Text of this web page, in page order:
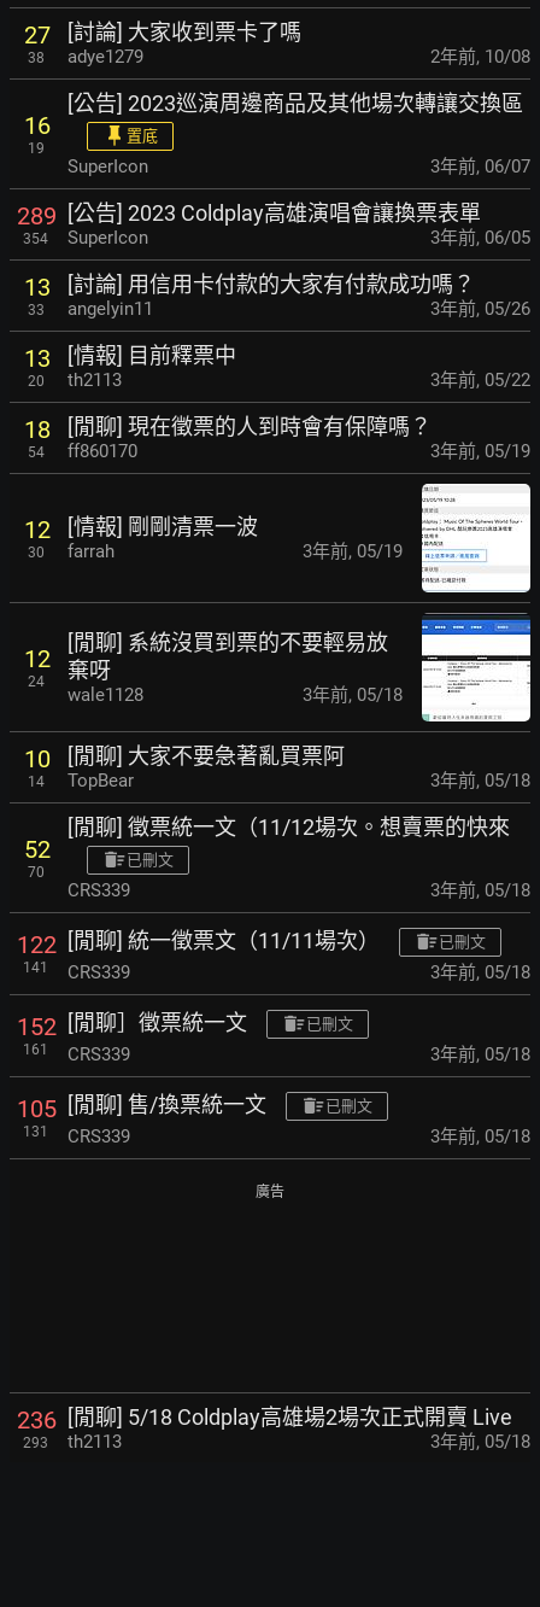
27
38
[討論] 大家收到票卡了嗎
adye1279 2年前, 10/08
16
19
[公告] 2023巡演周邊商品及其他場次轉讓交換區
置底
SuperIcon 3年前, 06/07
289
354
[公告] 2023 Coldplay高雄演唱會讓換票表單
SuperIcon 3年前, 06/05
13
33
[討論] 用信用卡付款的大家有付款成功嗎？
angelyin11 3年前, 05/26
13
20
[情報] 目前釋票中
th2113 3年前, 05/22
18
54
[閒聊] 現在徵票的人到時會有保障嗎？
ff860170 3年前, 05/19
12
30
[情報] 剛剛清票一波
farrah 3年前, 05/19
12
24
[閒聊] 系統沒買到票的不要輕易放
棄呀
wale1128 3年前, 05/18
10
14
[閒聊] 大家不要急著亂買票阿
TopBear 3年前, 05/18
52
70
[閒聊] 徵票統一文（11/12場次。想賣票的快來
已刪文
CRS339 3年前, 05/18
122
141
[閒聊] 統一徵票文（11/11場次） 已刪文
CRS339 3年前, 05/18
152
161
[閒聊］徵票統一文 已刪文
CRS339 3年前, 05/18
105
131
[閒聊] 售/換票統一文 已刪文
CRS339 3年前, 05/18
廣告
236
293
[閒聊] 5/18 Coldplay高雄場2場次正式開賣 Live
th2113 3年前, 05/18